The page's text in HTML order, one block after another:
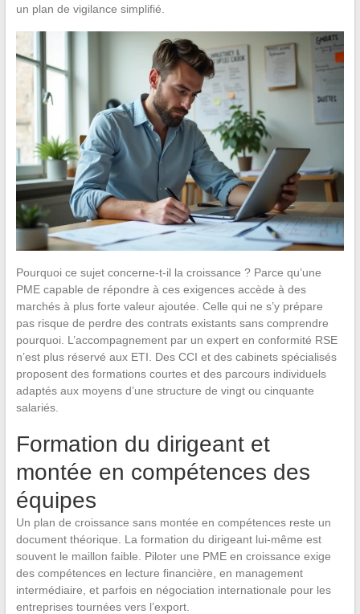
un plan de vigilance simplifié.
Pourquoi ce sujet concerne-t-il la croissance ? Parce qu’une
PME capable de répondre à ces exigences accède à des
marchés à plus forte valeur ajoutée. Celle qui ne s’y prépare
pas risque de perdre des contrats existants sans comprendre
pourquoi. L’accompagnement par un expert en conformité RSE
n’est plus réservé aux ETI. Des CCI et des cabinets spécialisés
proposent des formations courtes et des parcours individuels
adaptés aux moyens d’une structure de vingt ou cinquante
salariés.
Formation du dirigeant et
montée en compétences des
équipes
Un plan de croissance sans montée en compétences reste un
document théorique. La formation du dirigeant lui-même est
souvent le maillon faible. Piloter une PME en croissance exige
des compétences en lecture financière, en management
intermédiaire, et parfois en négociation internationale pour les
entreprises tournées vers l’export.